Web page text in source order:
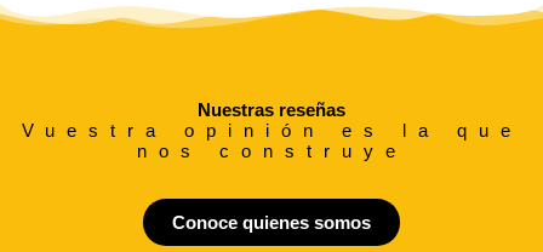
Nuestras reseñas
Vuestra opinión es la que
nos construye
Conoce quienes somos